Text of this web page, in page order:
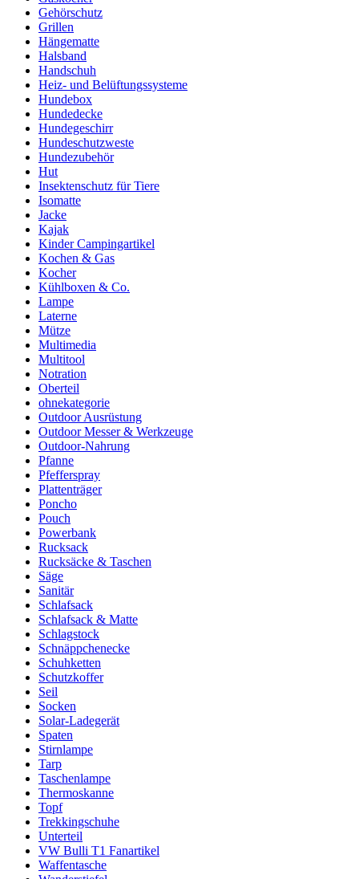
Gehörschutz
Grillen
Hängematte
Halsband
Handschuh
Heiz- und Belüftungssysteme
Hundebox
Hundedecke
Hundegeschirr
Hundeschutzweste
Hundezubehör
Hut
Insektenschutz für Tiere
Isomatte
Jacke
Kajak
Kinder Campingartikel
Kochen & Gas
Kocher
Kühlboxen & Co.
Lampe
Laterne
Mütze
Multimedia
Multitool
Notration
Oberteil
ohnekategorie
Outdoor Ausrüstung
Outdoor Messer & Werkzeuge
Outdoor-Nahrung
Pfanne
Pfefferspray
Plattenträger
Poncho
Pouch
Powerbank
Rucksack
Rucksäcke & Taschen
Säge
Sanitär
Schlafsack
Schlafsack & Matte
Schlagstock
Schnäppchenecke
Schuhketten
Schutzkoffer
Seil
Socken
Solar-Ladegerät
Spaten
Stirnlampe
Tarp
Taschenlampe
Thermoskanne
Topf
Trekkingschuhe
Unterteil
VW Bulli T1 Fanartikel
Waffentasche